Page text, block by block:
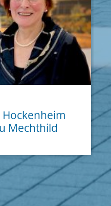
Mechthild